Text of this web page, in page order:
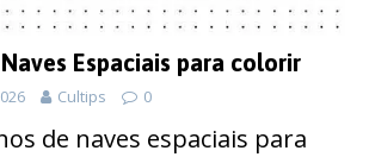
Espaciais para colorir
Cultips 0
de naves espaciais para